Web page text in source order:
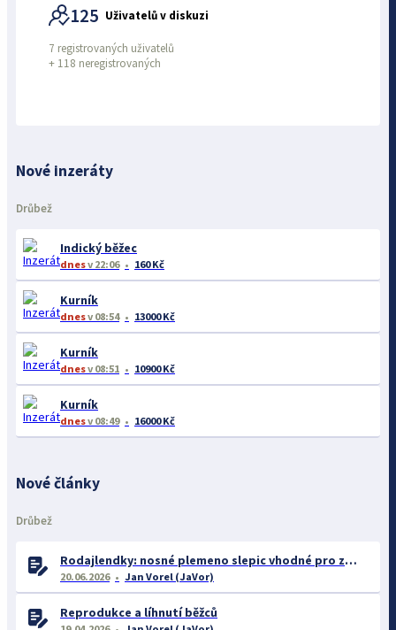
125 Uživatelů v diskuzi
7 registrovaných uživatelů
+ 118 neregistrovaných
Nové inzeráty
Drůbež
Indický běžec
dnesv 22:06 160 Kč
Kurník
dnesv 08:54 13000 Kč
Kurník
dnesv 08:51 10900 Kč
Kurník
dnesv 08:49 16000 Kč
Nové články
Drůbež
Rodajlendky: nosné plemeno slepic vhodné pro začátečníky
20.06.2026 Jan Vorel (JaVor)
Reprodukce a líhnutí běžců